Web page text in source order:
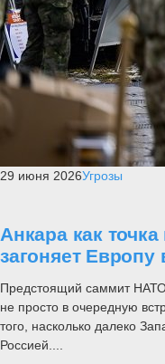
29 июня 2026Угрозы
Анкара как
загоняет
Предстоящий саммит
не просто в очередную
того, насколько далеко
Россией....